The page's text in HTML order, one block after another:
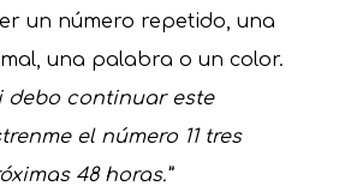
un número repetido, una
una palabra o un color.
debo continuar este
el número 11 tres
48 horas.”